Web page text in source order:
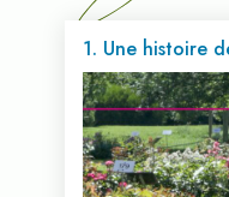
1. Une histoire